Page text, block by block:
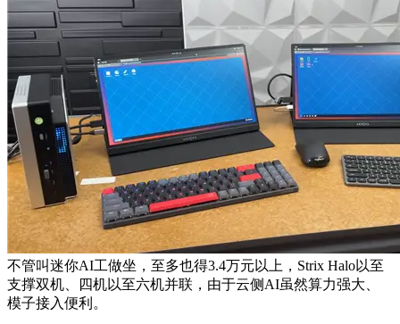
不管叫迷你AI工做坐，至多也得3.4万元以上，Strix Halo以至
支撑双机、四机以至六机并联，由于云侧AI虽然算力强大、
模子接入便利。